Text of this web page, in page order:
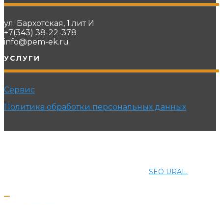
ул. Бархотская, 1 лит И
+7(343) 38-22-378
info@pem-ek.ru
УСЛУГИ
Сервис
Политика обработки персональных данных
SEO URAL.